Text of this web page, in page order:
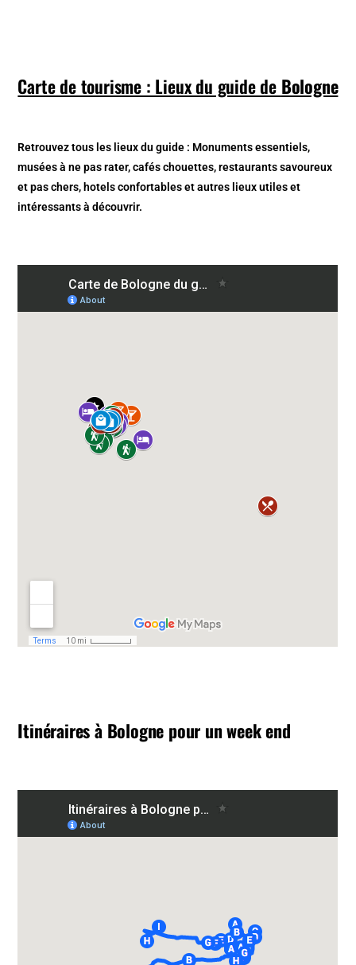
Carte de tourisme : Lieux du guide de Bologne
Retrouvez tous les lieux du guide : Monuments essentiels,
musées à ne pas rater, cafés chouettes, restaurants savoureux
et pas chers, hotels confortables et autres lieux utiles et
intéressants à découvrir.
Itinéraires à Bologne pour un week end